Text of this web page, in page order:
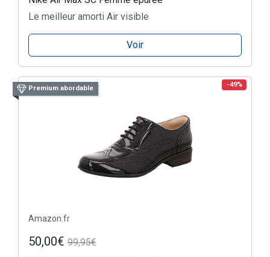
Le meilleur amorti Air visible
Voir
Premium abordable -49%
Amazon.fr
50,00€ 99,95€